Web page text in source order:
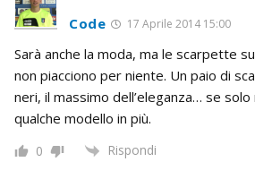
Code 17 Aprile 2014 15:00
Sarà anche la moda, ma le scarpette
non piacciono per niente. Un paio di
neri, il massimo dell’eleganza… se
qualche modello in più.
0 Rispondi